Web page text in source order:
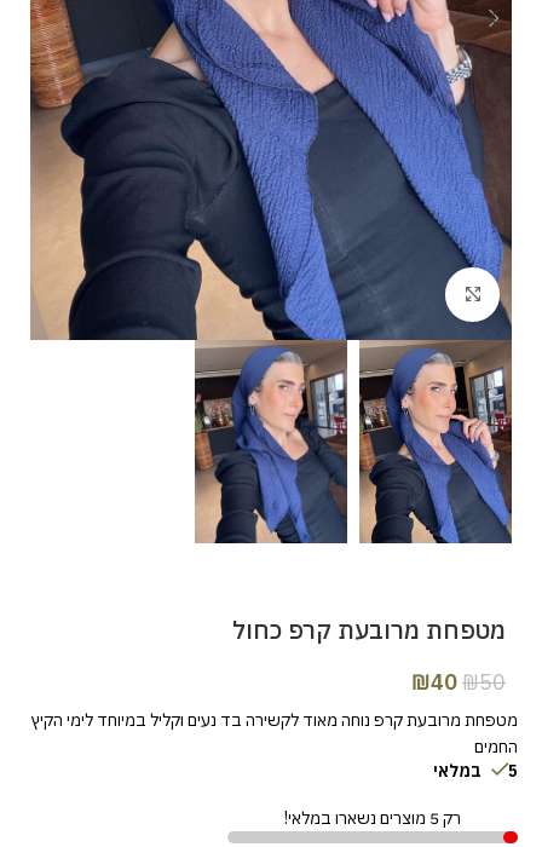
Click to enlarge
מטפחת מרובעת קרפ כחול
₪50
₪40
מטפחת מרובעת קרפ נוחה מאוד לקשירה בד נעים וקליל במיוחד לימי הקיץ
החמים
5 במלאי
רק 5 מוצרים נשארו במלאי!